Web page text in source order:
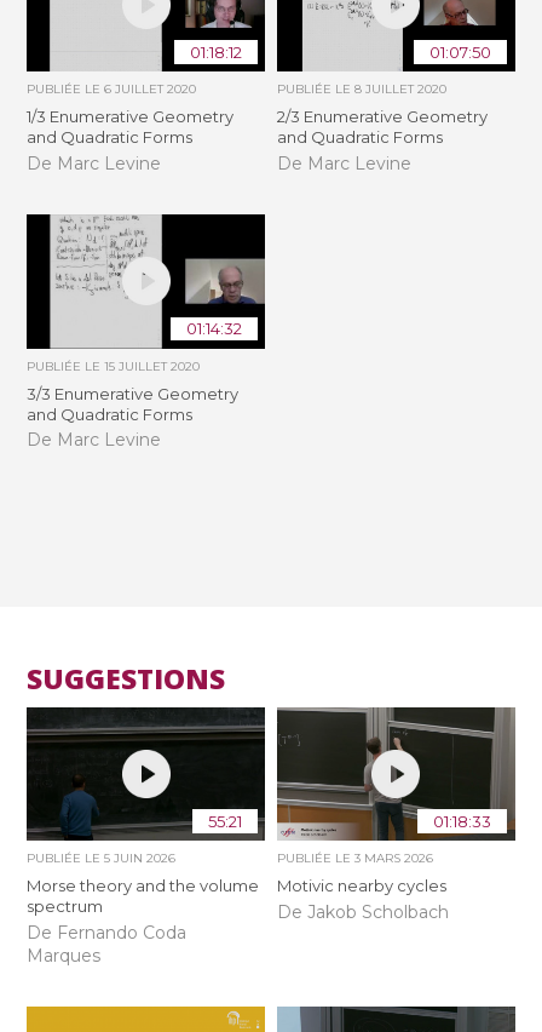
01:18:12
PUBLIÉE LE6 JUILLET 2020
1/3 Enumerative Geometry
and Quadratic Forms
De Marc Levine
01:07:50
PUBLIÉE LE 8 JUILLET 2020
2/3 Enumerative Geometry
and Quadratic Forms
De Marc Levine
01:14:32
PUBLIÉE LE15 JUILLET 2020
3/3 Enumerative Geometry
and Quadratic Forms
De Marc Levine
SUGGESTIONS
55:21
PUBLIÉE LE5 JUIN 2026
Morse theory and the volume
spectrum
De Fernando Coda
Marques
01:18:33
PUBLIÉE LE 3 MARS 2026
Motivic nearby cycles
De Jakob Scholbach